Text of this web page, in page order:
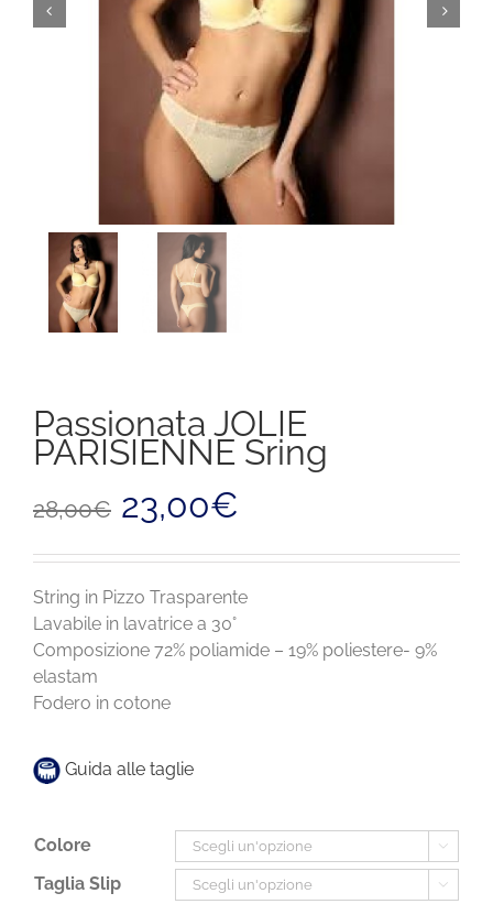
Passionata JOLIE
PARISIENNE Sring
28,00€ prezzo
era:
28,00€.
23,00€
è:
23,00€.
String in Pizzo Trasparente
Lavabile in lavatrice a 30°
Composizione 72% poliamide – 19% poliestere- 9%
elastam
Fodero in cotone
Guida alle taglie
Colore 
Taglia Slip 